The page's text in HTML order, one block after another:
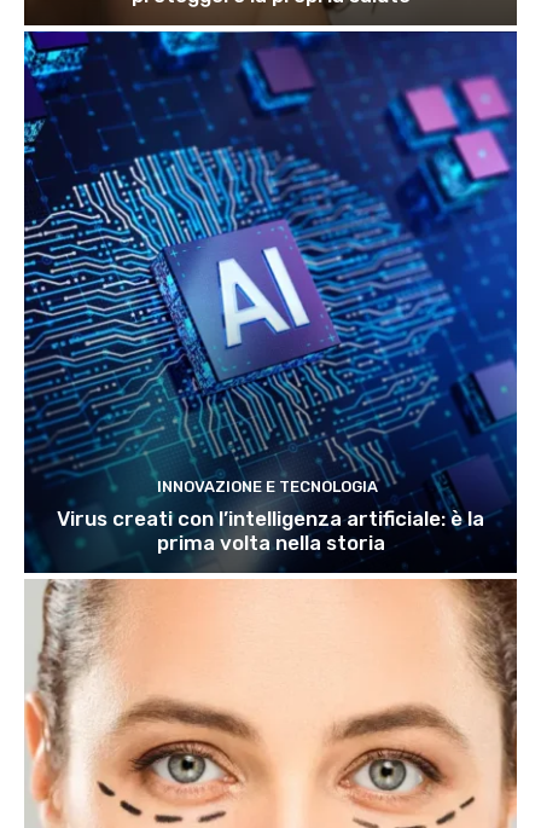
INNOVAZIONE E TECNOLOGIA
Virus creati con l’intelligenza artificiale: è la
prima volta nella storia